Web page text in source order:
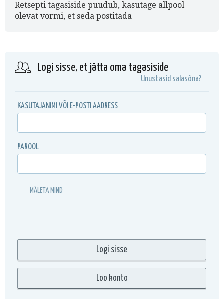
Retsepti tagasiside puudub, kasutage allpool
olevat vormi, et seda postitada
Logi sisse, et jätta oma tagasiside
Unustasid salasõna?
KASUTAJANIMI VÕI E-POSTI AADRESS
PAROOL
MÄLETA MIND